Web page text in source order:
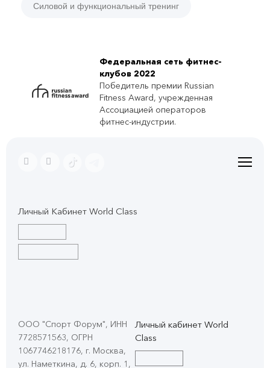
Силовой и функциональный тренинг
Федеральная сеть фитнес-
клубов 2022
Победитель премии Russian
Fitness Award, учрежденная
Ассоциацией операторов
фитнес-индустрии.
Личный Кабинет World Class
ООО "Спорт Форум", ИНН
7728571563, ОГРН
1067746218176, г. Москва,
ул. Наметкина, д. 6, корп. 1 ,
Личный кабинет World
Class